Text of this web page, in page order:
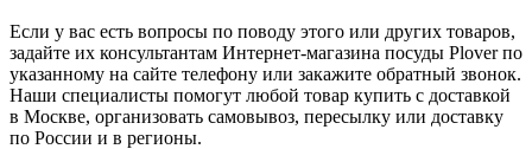
Если у вас есть вопросы по поводу этого или других товаров,
задайте их консультантам Интернет-магазина посуды Plover по
указанному на сайте телефону или закажите обратный звонок.
Наши специалисты помогут любой товар купить с доставкой
в Москве, организовать самовывоз, пересылку или доставку
по России и в регионы.